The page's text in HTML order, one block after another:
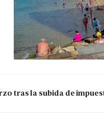
tras la subida de